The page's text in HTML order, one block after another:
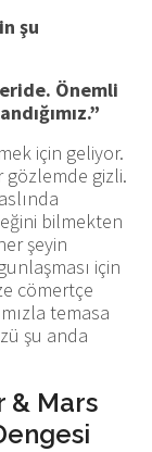
şu
Önemli
için geliyor.
gözlemde gizli.
bilmekten
şeyin
için
cömertçe
temasa
şu anda
& Mars